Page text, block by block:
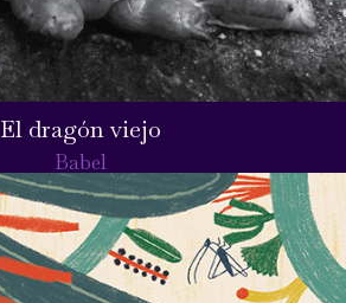
El dragón viejo
Babel